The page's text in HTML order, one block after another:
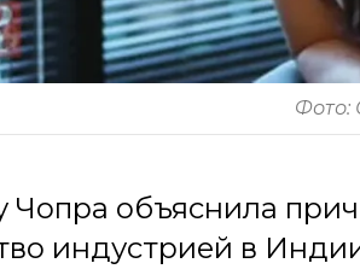
Фото:
Чопра объяснила
индустрией в